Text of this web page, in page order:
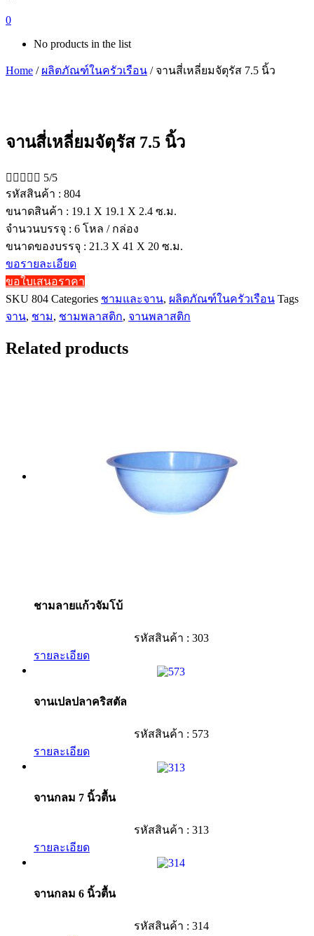
0
No products in the list
Home / ผลิตภัณฑ์ในครัวเรือน / จานสี่เหลี่ยมจัตุรัส 7.5 นิ้ว
จานสี่เหลี่ยมจัตุรัส 7.5 นิ้ว
     5/5
รหัสสินค้า : 804
ขนาดสินค้า : 19.1 X 19.1 X 2.4 ซ.ม.
จำนวนบรรจุ : 6 โหล / กล่อง
ขนาดของบรรจุ : 21.3 X 41 X 20 ซ.ม.
ขอรายละเอียด
ขอใบเสนอราคา
SKU 804 Categories ชามและจาน, ผลิตภัณฑ์ในครัวเรือน Tags
จาน, ชาม, ชามพลาสติก, จานพลาสติก
Related products
ชามลายแก้วจัมโบ้
รหัสสินค้า : 303
รายละเอียด
จานเปลปลาคริสตัล
รหัสสินค้า : 573
รายละเอียด
จานกลม 7 นิ้วตื้น
รหัสสินค้า : 313
รายละเอียด
จานกลม 6 นิ้วตื้น
รหัสสินค้า : 314